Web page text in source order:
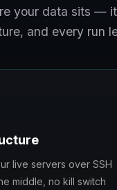
your data sits —
and every run
live servers over SSH
middle, no kill switch